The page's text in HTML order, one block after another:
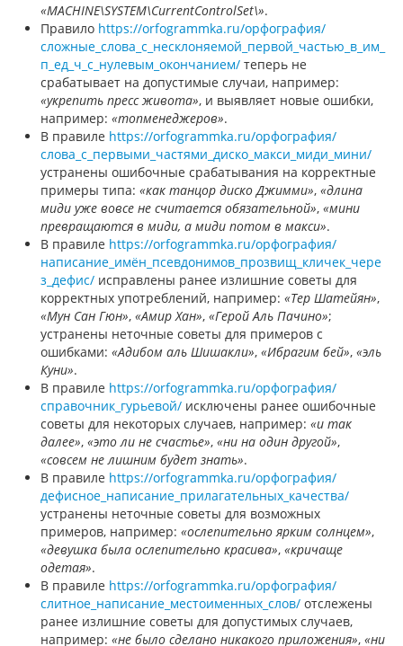
«MACHINE\SYSTEM\CurrentControlSet\».
Правило https://orfogrammka.ru/орфография/
сложные_слова_с_несклоняемой_первой_частью_в_им_
п_ед_ч_с_нулевым_окончанием/ теперь не
срабатывает на допустимые случаи, например:
«укрепить пресс живота», и выявляет новые ошибки,
например: «топменеджеров».
В правиле https://orfogrammka.ru/орфография/
слова_с_первыми_частями_диско_макси_миди_мини/
устранены ошибочные срабатывания на корректные
примеры типа: «как танцор диско Джимми», «длина
миди уже вовсе не считается обязательной», «мини
превращаются в миди, а миди потом в макси».
В правиле https://orfogrammka.ru/орфография/
написание_имён_псевдонимов_прозвищ_кличек_чере
з_дефис/ исправлены ранее излишние советы для
корректных употреблений, например: «Тер Шатейян»,
«Мун Сан Гюн», «Амир Хан», «Герой Аль Пачино»;
устранены неточные советы для примеров с
ошибками: «Адибом аль Шишакли», «Ибрагим бей», «эль
Куни».
В правиле https://orfogrammka.ru/орфография/
справочник_гурьевой/ исключены ранее ошибочные
советы для некоторых случаев, например: «и так
далее», «это ли не счастье», «ни на один другой»,
«совсем не лишним будет знать».
В правиле https://orfogrammka.ru/орфография/
дефисное_написание_прилагательных_качества/
устранены неточные советы для возможных
примеров, например: «ослепительно ярким солнцем»,
«девушка была ослепительно красива», «кричаще
одетая».
В правиле https://orfogrammka.ru/орфография/
слитное_написание_местоименных_слов/ отслежены
ранее излишние советы для допустимых случаев,
например: «не было сделано никакого приложения», «ни